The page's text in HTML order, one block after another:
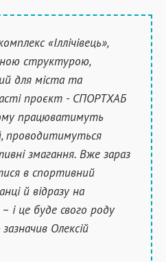
«Іллічівець»,
структурою,
для міста та
проєкт - СПОРТХАБ
працюватимуть
проводитимуться
змагання. Вже зараз
в спортивний
й відразу на
і це буде свого роду
Олексій